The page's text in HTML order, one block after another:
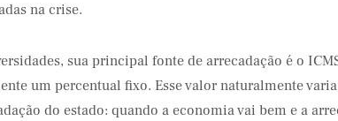
na crise.
sua principal fonte de arrecadação é o
um percentual fixo. Esse valor naturalmente
do estado: quando a economia vai bem e a